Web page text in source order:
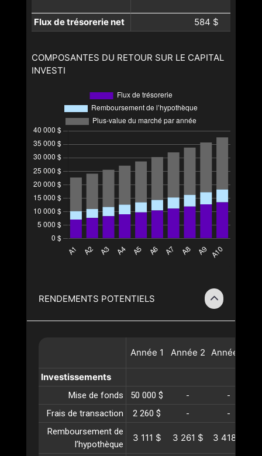
Flux de trésorerie net 584 $
COMPOSANTES DU RETOUR SUR LE CAPITAL
INVESTI
RENDEMENTS POTENTIELS
Année 1 Année 2 Année
Investissements
Mise de fonds 50 000 $ -
-
Frais de transaction
2 260 $ -
-
Remboursement de
l’hypothèque
3 111 $ 3 261 $ 3 418 $